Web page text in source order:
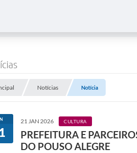
Notícias Notícia
21 JAN 2026 CULTURA
PREFEITURA E
DO POUSO ALEGRE